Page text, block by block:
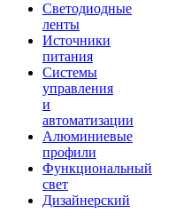
Светодиодные
ленты
Источники
питания
Системы
управления
и
автоматизации
Алюминиевые
профили
Функциональный
свет
Дизайнерский